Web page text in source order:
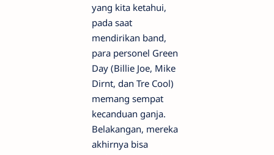
yang kita ketahui,
pada saat
mendirikan band,
para personel Green
Day (Billie Joe, Mike
Dirnt, dan Tre Cool)
memang sempat
kecanduan ganja.
Belakangan, mereka
akhirnya bisa